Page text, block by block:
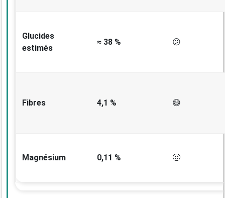
Glucides
estimés
≈ 38 % 😕
Fibres 4,1 % 😄
Magnésium 0,11 % 🙂